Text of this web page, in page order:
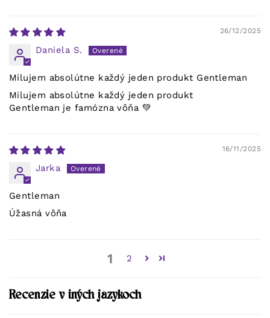
26/12/2025
Daniela S.
Milujem absolútne každý jeden produkt Gentleman
Milujem absolútne každý jeden produkt
Gentleman je famózna vôňa 💚
16/11/2025
Jarka
Gentleman
Úžasná vôňa
1 2
Recenzie v iných jazykoch